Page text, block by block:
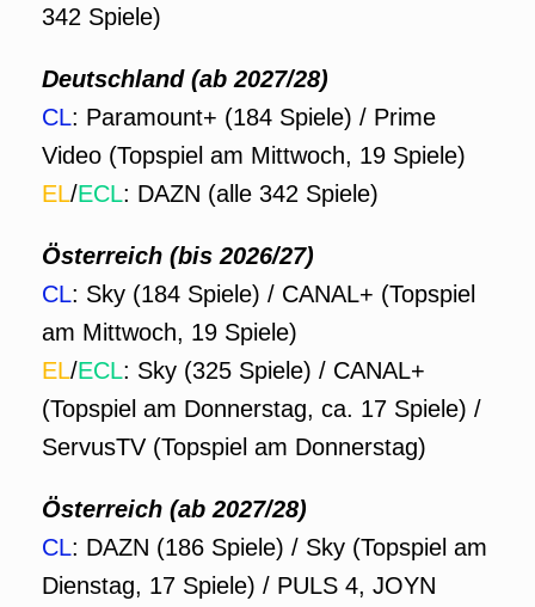
342 Spiele)
Deutschland (ab 2027/28)
CL: Paramount+ (184 Spiele) / Prime
Video (Topspiel am Mittwoch, 19 Spiele)
EL/ECL: DAZN (alle 342 Spiele)
Österreich (bis 2026/27)
CL: Sky (184 Spiele) / CANAL+ (Topspiel
am Mittwoch, 19 Spiele)
EL/ECL: Sky (325 Spiele) / CANAL+
(Topspiel am Donnerstag, ca. 17 Spiele) /
ServusTV (Topspiel am Donnerstag)
Österreich (ab 2027/28)
CL: DAZN (186 Spiele) / Sky (Topspiel am
Dienstag, 17 Spiele) / PULS 4, JOYN